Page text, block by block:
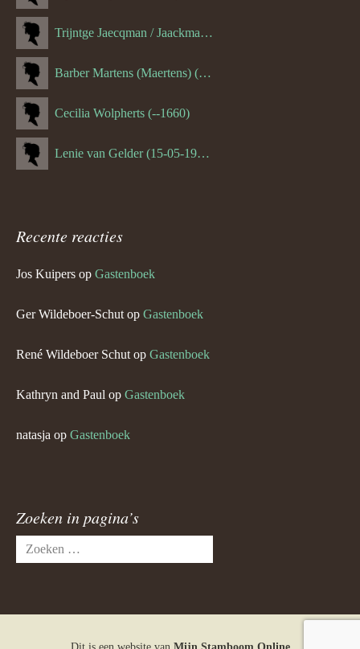
Trijntge Jaecqman / Jaackman (--1651)
Barber Martens (Maertens) (--1658)
Cecilia Wolpherts (--1660)
Lenie van Gelder (15-05-1970)
Recente reacties
Jos Kuipers op Gastenboek
Ger Wildeboer-Schut op Gastenboek
René Wildeboer Schut op Gastenboek
Kathryn and Paul op Gastenboek
natasja op Gastenboek
Zoeken in pagina’s
Zoeken
naar: